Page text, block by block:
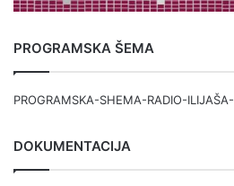
PROGRAMSKA ŠEMA
PROGRAMSKA-SHEMA-RADIO-ILIJAŠA-
DOKUMENTACIJA